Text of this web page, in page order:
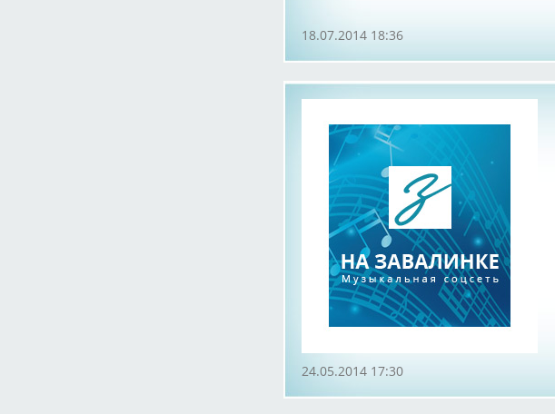
18.07.2014 18:36
24.05.2014 17:30